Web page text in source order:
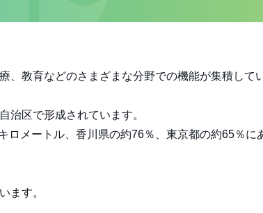
、教育などのさまざまな分野での機能が集積して
治区で形成されています。
ロメートル、香川県の約76％、東京都の約65％に
ます。